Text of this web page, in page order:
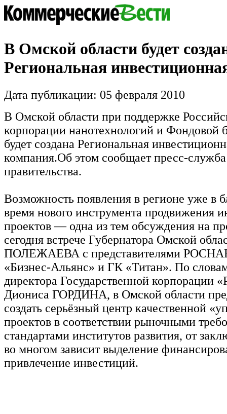
В Омской области будет
Региональная
Дата публикации: 05 февраля 2010
В Омской области при поддержке
корпорации нанотехнологий и
будет создана Региональная
компания.Об этом сообщает пресс-
правительства.
Возможность появления в регионе уже в
время нового инструмента продвижения
проектов — одна из тем обсуждения на
сегодня встрече Губернатора Омской
ПОЛЕЖАЕВА с представителями
«Бизнес-Альянс» и ГК «Титан». По
директора Государственной корпорации
Диониса ГОРДИНА, в Омской области
создать серьёзный центр качественной
проектов в соответствии рыночными
стандартами институтов развития, от
во многом зависит выделение
привлечение инвестиций.